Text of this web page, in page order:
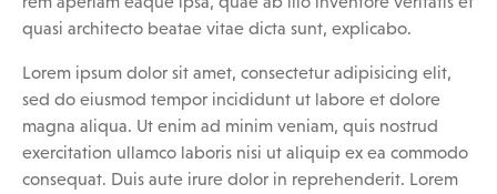
quasi architecto beatae vitae dicta sunt, explicabo.
Lorem ipsum dolor sit amet, consectetur adipisicing elit,
sed do eiusmod tempor incididunt ut labore et dolore
magna aliqua. Ut enim ad minim veniam, quis nostrud
exercitation ullamco laboris nisi ut aliquip ex ea commodo
consequat. Duis aute irure dolor in reprehenderit. Lorem